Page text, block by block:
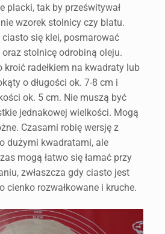
placki, tak by prześwitywał
wzorek stolnicy czy blatu.
ciasto się klei, posmarować
oraz stolnicę odrobiną oleju.
kroić radełkiem na kwadraty lub
o długości ok. 7-8 cm i
ok. 5 cm. Nie muszą być
jednakowej wielkości. Mogą
Czasami robię wersję z
dużymi kwadratami, ale
mogą łatwo się łamać przy
zwłaszcza gdy ciasto jest
cienko rozwałkowane i kruche.